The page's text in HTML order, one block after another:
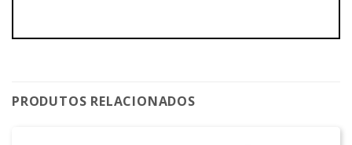
PRODUTOS RELACIONADOS